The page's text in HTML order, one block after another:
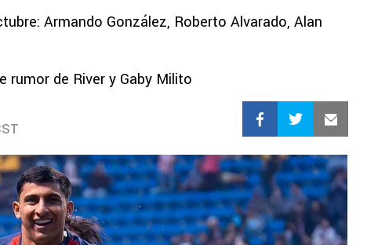
Armando González, Roberto Alvarado, Alan
rumor de River y Gaby Milito